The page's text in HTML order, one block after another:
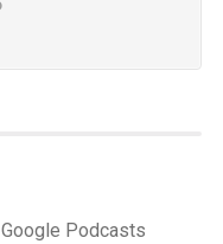
Google Podcasts